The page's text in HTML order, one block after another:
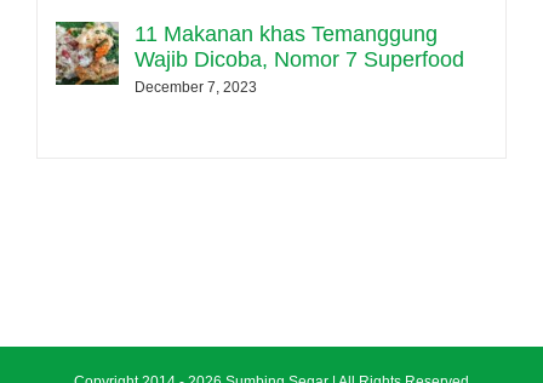
11 Makanan khas Temanggung
Wajib Dicoba, Nomor 7 Superfood
December 7, 2023